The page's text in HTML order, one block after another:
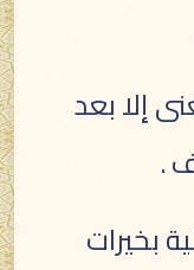
إلا بعد
.
بخيرات